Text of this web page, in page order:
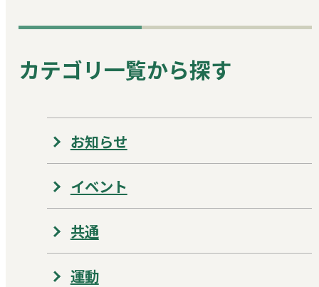
カテゴリ一覧から探す
お知らせ
イベント
共通
運動